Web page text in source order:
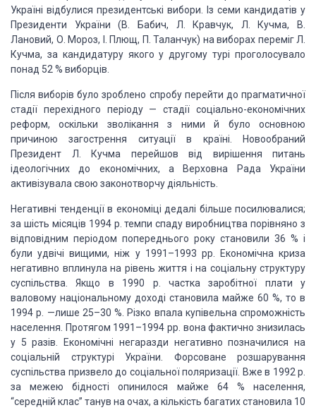
Україні відбулися президентські вибори. Із семи кандидатів у
Президенти України (В. Бабич, Л. Кравчук, Л. Кучма, В.
Лановий, О. Мороз, І. Плющ, П. Таланчук) на виборах переміг Л.
Кучма, за кандидатуру якого у другому турі проголосувало
понад 52 % виборців.
Після виборів було зроблено спробу перейти до прагматичної
стадії перехідного періоду — стадії соціально-економічних
реформ, оскільки зволікання з ними й було основною
причиною загострення ситуації в країні. Новообраний
Президент Л. Кучма перейшов від вирішення питань
ідеологічних до економічних, а Верховна Рада України
активізувала свою законотворчу діяльність.
Негативні тенденції в економіці дедалі більше посилювалися;
за шість місяців 1994 р. темпи спаду виробництва порівняно з
відповідним періодом попереднього року становили 36 % і
були удвічі вищими, ніж у 1991–1993 рр. Економічна криза
негативно вплинула на рівень життя і на соціальну структуру
суспільства. Якщо в 1990 р. частка заробітної плати у
валовому національному доході становила майже 60 %, то в
1994 р. —лише 25–30 %. Різко впала купівельна спроможність
населення. Протягом 1991–1994 рр. вона фактично знизилась
у 5 разів. Економічні негаразди негативно позначилися на
соціальній структурі України. Форсоване розшарування
суспільства призвело до соціальної поляризації. Вже в 1992 р.
за межею бідності опинилося майже 64 % населення,
“середній клас” танув на очах, а кількість багатих становила 10